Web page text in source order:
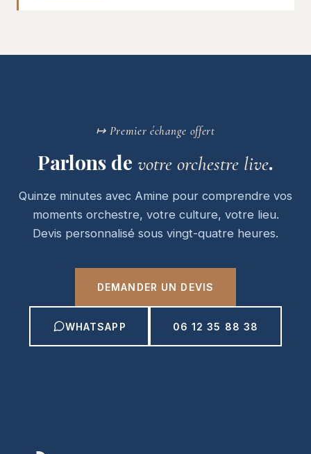
↦ Premier échange offert
Parlons de votre orchestre live.
Quinze minutes avec Amine pour comprendre vos
moments orchestre, votre culture, votre lieu.
Devis personnalisé sous vingt-quatre heures.
DEMANDER UN DEVIS
WHATSAPP 06 12 35 88 38